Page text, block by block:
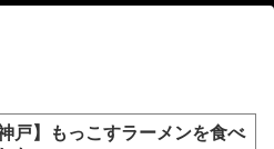
神戸】もっこすラーメンを食べ